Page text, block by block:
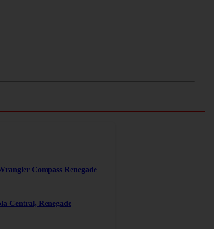
Compass Renegade
Central, Renegade